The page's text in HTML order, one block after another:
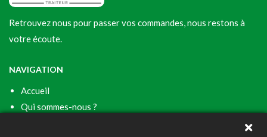
Retrouvez nous pour passer vos commandes, nous restons à
votre écoute.
NAVIGATION
Accueil
Qui sommes-nous ?